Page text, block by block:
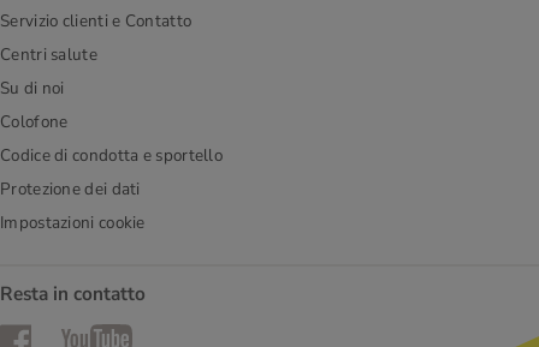
Servizio clienti e Contatto
Centri salute
Su di noi
Colofone
Codice di condotta e sportello
Protezione dei dati
Impostazioni cookie
Resta in contatto
FacebookYouTube